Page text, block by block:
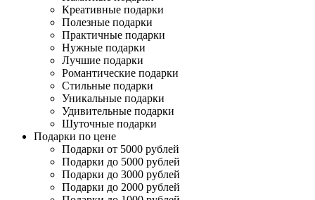
Креативные подарки
Полезные подарки
Практичные подарки
Нужные подарки
Лучшие подарки
Романтические подарки
Стильные подарки
Уникальные подарки
Удивительные подарки
Шуточные подарки
Подарки по цене
Подарки от 5000 рублей
Подарки до 5000 рублей
Подарки до 3000 рублей
Подарки до 2000 рублей